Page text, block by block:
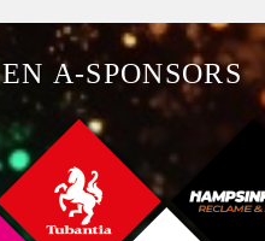
A-SPONSORS